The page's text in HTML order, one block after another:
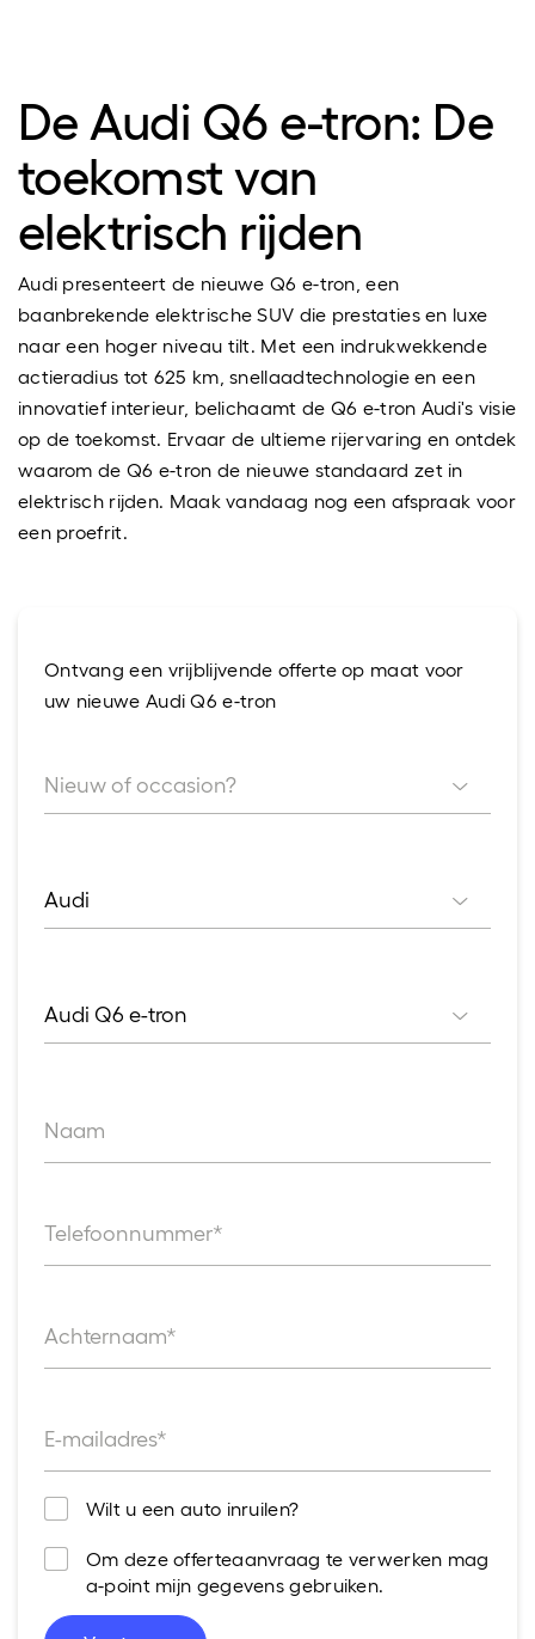
De Audi Q6 e-tron: De
toekomst van
elektrisch rijden
Audi presenteert de nieuwe Q6 e-tron, een
baanbrekende elektrische SUV die prestaties en luxe
naar een hoger niveau tilt. Met een indrukwekkende
actieradius tot 625 km, snellaadtechnologie en een
innovatief interieur, belichaamt de Q6 e-tron Audi's visie
op de toekomst. Ervaar de ultieme rijervaring en ontdek
waarom de Q6 e-tron de nieuwe standaard zet in
elektrisch rijden. Maak vandaag nog een afspraak voor
een proefrit.
Ontvang een vrijblijvende offerte op maat voor
uw nieuwe Audi Q6 e-tron
Nieuw of occasion?
Nieuw of occasion?
Audi
Merk
Audi Q6 e-tron
Model
Naam
Telefoonnummer*
Achternaam*
E-mailadres*
Wilt u een auto inruilen?
Om deze offerteaanvraag te verwerken mag
a-point mijn gegevens gebruiken.